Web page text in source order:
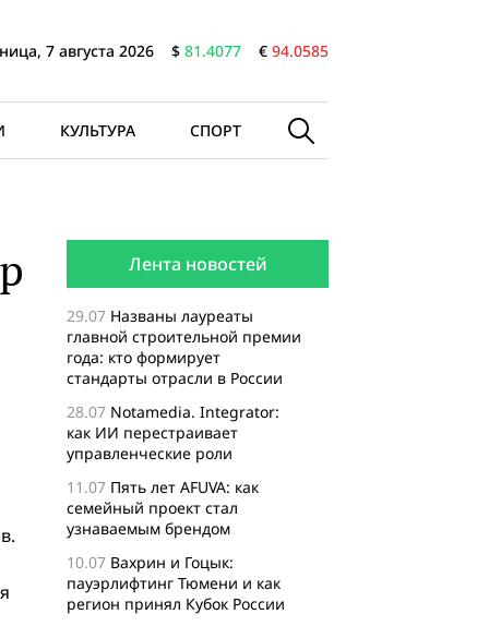
7 августа 2026 $ 81.4077 € 94.0585
КУЛЬТУРА СПОРТ
Лента новостей
29.07 Названы лауреаты
главной строительной премии
года: кто формирует
стандарты отрасли в России
28.07 Notamedia. Integrator:
как ИИ перестраивает
управленческие роли
11.07 Пять лет AFUVA: как
семейный проект стал
узнаваемым брендом
10.07 Вахрин и Гоцык:
пауэрлифтинг Тюмени и как
регион принял Кубок России